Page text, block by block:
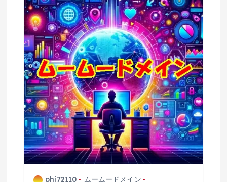
phi72110 ムームードメイン